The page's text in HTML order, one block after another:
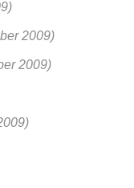
2009)
2009)